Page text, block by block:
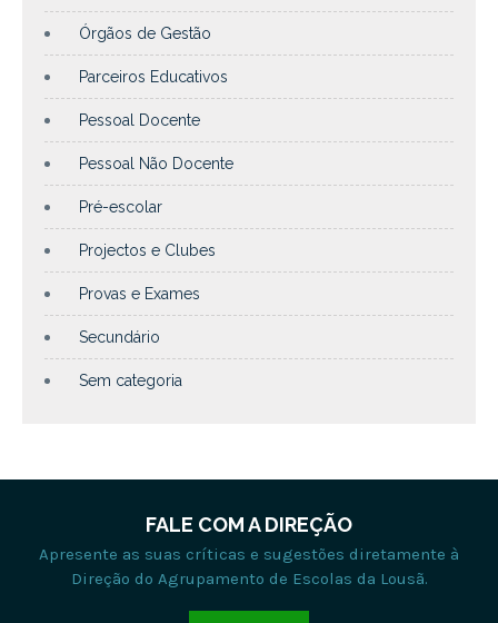
Órgãos de Gestão
Parceiros Educativos
Pessoal Docente
Pessoal Não Docente
Pré-escolar
Projectos e Clubes
Provas e Exames
Secundário
Sem categoria
FALE COM A DIREÇÃO
Apresente as suas críticas e sugestões diretamente à
Direção do Agrupamento de Escolas da Lousã.